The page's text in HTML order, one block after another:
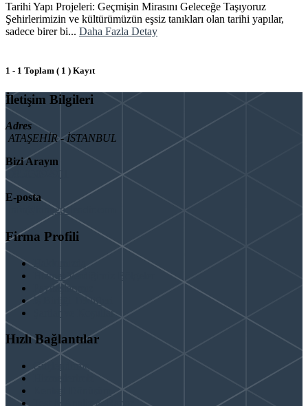
Tarihi Yapı Projeleri: Geçmişin Mirasını Geleceğe Taşıyoruz
Şehirlerimizin ve kültürümüzün eşsiz tanıkları olan tarihi yapılar,
sadece birer bi... Daha Fazla Detay
1 - 1 Toplam ( 1 ) Kayıt
İletişim Bilgileri
Adres
ATAŞEHİR - İSTANBUL
Bizi Arayın
E-posta
info@binaguclendir.com
Firma Profili
Hakkımızda
Hizmet Verdiğimiz Bölgeler
Paydaşlarımız
İş Birliği Teklifleri
Şartlar ve Koşullar
Hızlı Bağlantılar
Güçlendirme
Hizmetlerimiz
Test & Analiz & Rapor